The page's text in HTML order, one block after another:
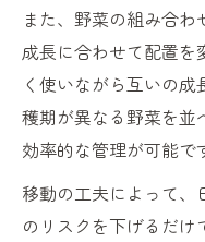
また、野菜の組み合わ
成長に合わせて配置を
く使いながら互いの
穫期が異なる野菜を並
効率的な管理が可能で
移動の工夫によって、
のリスクを下げるだ